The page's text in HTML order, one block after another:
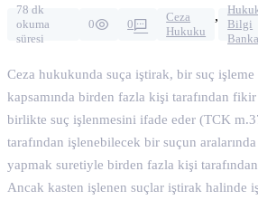
78 dk
okuma
süresi
0 0
Ceza
Hukuku
,
Bilgi
Ceza hukukunda suça iştirak, bir suç işleme
kapsamında birden fazla kişi tarafından
birlikte suç işlenmesini ifade eder (TCK
tarafından işlenebilecek bir suçun
yapmak suretiyle birden fazla kişi
Ancak kasten işlenen suçlar iştirak halinde